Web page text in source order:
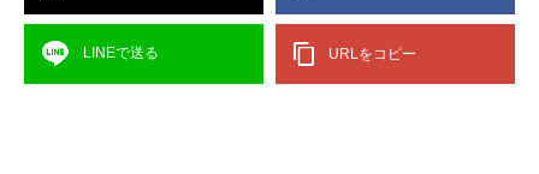
LINEで送る URLをコピー